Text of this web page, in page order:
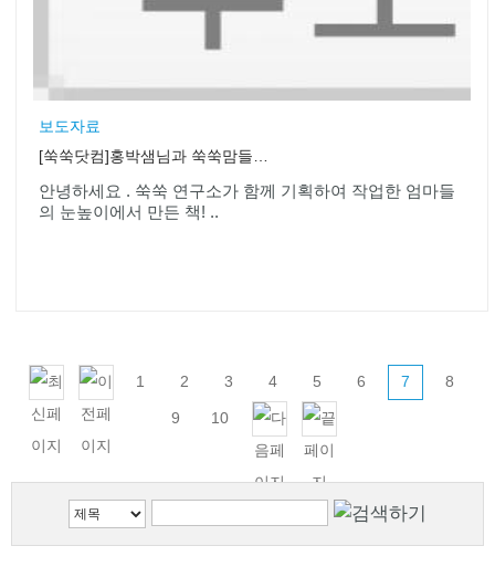
보도자료
[쑥쑥닷컴]홍박샘님과 쑥쑥맘들이 함께 만든 '엄마표 생활영어 표현사전'
안녕하세요 . 쑥쑥 연구소가 함께 기획하여 작업한 엄마들
의 눈높이에서 만든 책! ..
1 2 3 4 5 6 7 8
9 10